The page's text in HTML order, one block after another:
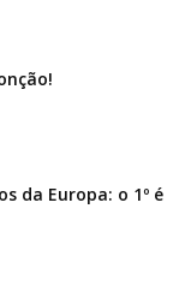
da Europa: o 1º é